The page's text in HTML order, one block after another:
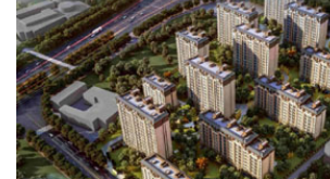
新、塑造文化、复兴城区商业”等多维度，对火神
造，打造出一个真正贴近生活的时尚生活中心。